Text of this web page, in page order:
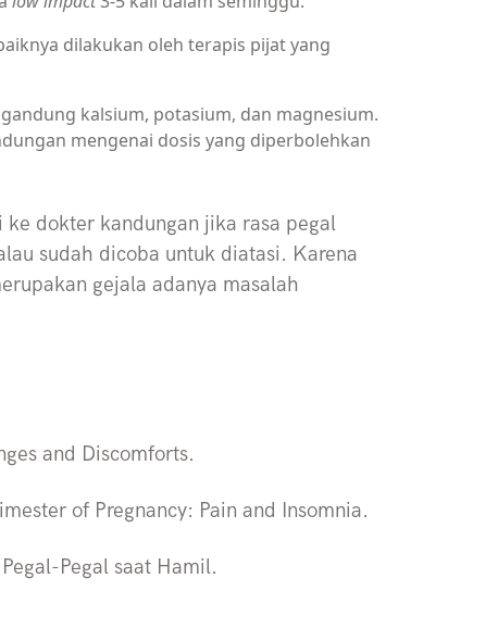
dilakukan oleh terapis pijat yang
kalsium, potasium, dan magnesium.
mengenai dosis yang diperbolehkan
dokter kandungan jika rasa pegal
sudah dicoba untuk diatasi. Karena
gejala adanya masalah
and Discomforts.
of Pregnancy: Pain and Insomnia.
Pegal saat Hamil.